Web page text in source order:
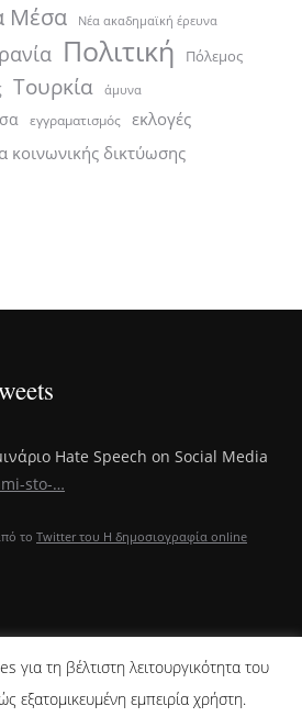
Μέσα Νέα ακαδημαϊκή έρευνα
Πολιτική Πόλεμος
Τουρκία άμυνα
εγγραματισμός εκλογές
κοινωνικής δικτύωσης
Hate Speech on Social Media
sto-…
το Twitter του Η δημοσιογραφία online
για τη βέλτιστη λειτουργικότητα του
εξατομικευμένη εμπειρία χρήστη.